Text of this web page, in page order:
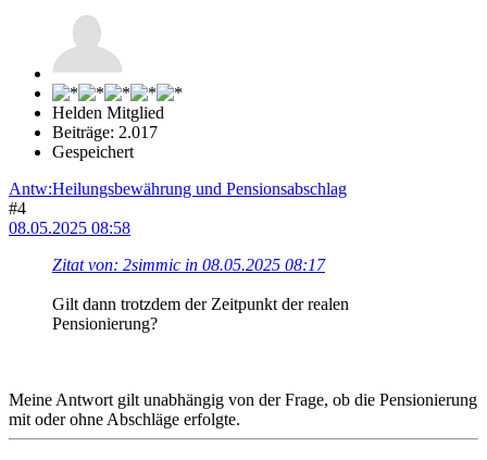
Helden Mitglied
Beiträge: 2.017
Gespeichert
Antw:Heilungsbewährung und Pensionsabschlag
#4
08.05.2025 08:58
Zitat von: 2simmic in 08.05.2025 08:17
Gilt dann trotzdem der Zeitpunkt der realen
Pensionierung?
Meine Antwort gilt unabhängig von der Frage, ob die Pensionierung
mit oder ohne Abschläge erfolgte.